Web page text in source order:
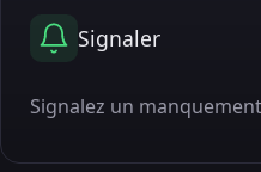
Signaler
Signalez un